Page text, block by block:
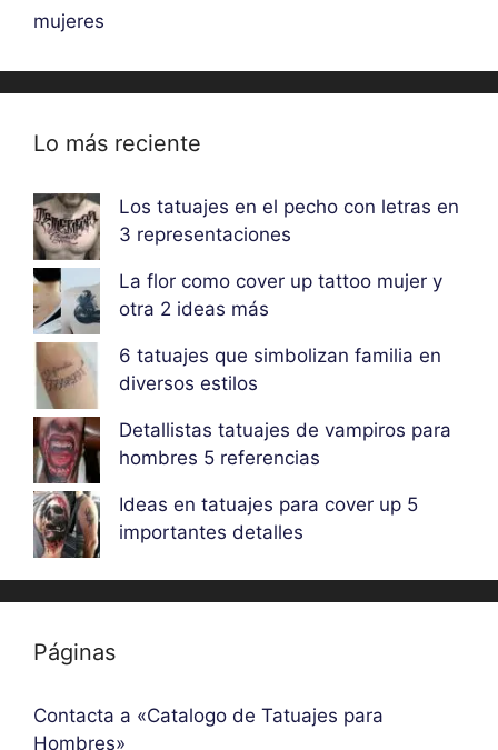
mujeres
Lo más reciente
Los tatuajes en el pecho con letras en
3 representaciones
La flor como cover up tattoo mujer y
otra 2 ideas más
6 tatuajes que simbolizan familia en
diversos estilos
Detallistas tatuajes de vampiros para
hombres 5 referencias
Ideas en tatuajes para cover up 5
importantes detalles
Páginas
Contacta a «Catalogo de Tatuajes para
Hombres»